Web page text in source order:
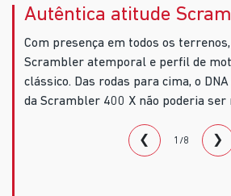
Autêntica atitude
Com presença em todos os
Scrambler atemporal e perfil de
clássico. Das rodas para cima, o
da Scrambler 400 X não poderia ser
❮ 1/8 ❯